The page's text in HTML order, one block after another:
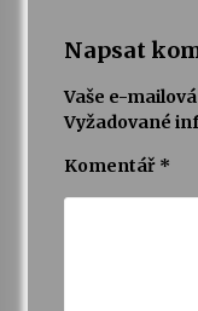
Napsat
Vaše e-
Vyžadované
Komentář *